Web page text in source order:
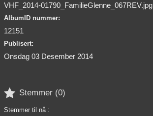
VHF_2014-01790_FamilieGlenne_067REV.jpg
AlbumID nummer:
12151
Publisert:
Onsdag 03 Desember 2014
 Stemmer (0)
Stemmer til nå :